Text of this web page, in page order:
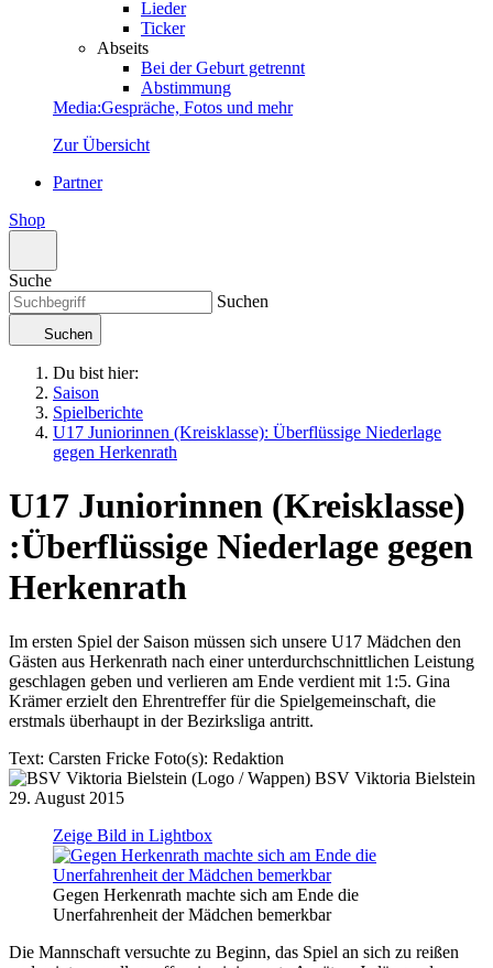
Lieder
Ticker
Abseits
Bei der Geburt getrennt
Abstimmung
Media:Gespräche, Fotos und mehr
Zur Übersicht
Partner
Shop
Suche
Suchen
Suchen
Du bist hier:
Saison
Spielberichte
U17 Juniorinnen (Kreisklasse): Überflüssige Niederlage
gegen Herkenrath
U17 Juniorinnen (Kreisklasse)
:Überflüssige Niederlage gegen
Herkenrath
Im ersten Spiel der Saison müssen sich unsere U17 Mädchen den
Gästen aus Herkenrath nach einer unterdurchschnittlichen Leistung
geschlagen geben und verlieren am Ende verdient mit 1:5. Gina
Krämer erzielt den Ehrentreffer für die Spielgemeinschaft, die
erstmals überhaupt in der Bezirksliga antritt.
Text: Carsten Fricke Foto(s): Redaktion
BSV Viktoria Bielstein
29. August 2015
Zeige Bild in Lightbox
Gegen Herkenrath machte sich am Ende die
Unerfahrenheit der Mädchen bemerkbar
Die Mannschaft versuchte zu Beginn, das Spiel an sich zu reißen